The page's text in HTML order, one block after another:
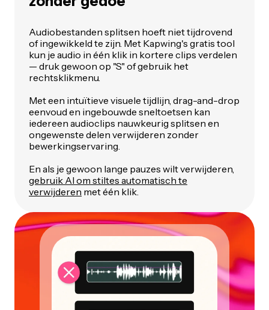
Audiobestanden splitsen hoeft niet tijdrovend
of ingewikkeld te zijn. Met Kapwing's gratis tool
kun je audio in één klik in kortere clips verdelen
— druk gewoon op "S" of gebruik het
rechtsklikmenu.
Met een intuïtieve visuele tijdlijn, drag-and-drop
eenvoud en ingebouwde sneltoetsen kan
iedereen audioclips nauwkeurig splitsen en
ongewenste delen verwijderen zonder
bewerkingservaring.
En als je gewoon lange pauzes wilt verwijderen,
gebruik AI om stiltes automatisch te
verwijderen met één klik.